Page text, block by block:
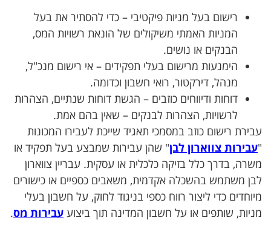
רישום בעל מניות פיקטיבי – כדי להסתיר את בעל
המניות האמתי משיקולים של הונאת רשויות המס,
הבנקים או נושים.
הימנעות מרישום בעלי תפקידים – אי רישום מנכ"ל,
מנהל, דירקטור, רואי חשבון וכדומה.
דוחות ודיווחים כוזבים – הגשת דוחות שנתיים, הצהרות
לרשויות, הצהרות לבנקים – שאין בהם אמת.
עבירת רישום כוזב במסמכי תאגיד שייכת לעבירו המכונות
עבירות צווארון לבן" שהן עבירות שמבצע בעל תפקיד או
משרה, בדרך כלל בזיקה כלכלית או עסקית. עבריין צווארון
לבן משתמש בהשכלה אקדמית, משאבים כספיים או כישורים
מיוחדים כדי ליצור רווח כספי בניגוד לחוק, על חשבון בעלי
מניות, שותפים או על חשבון המדינה תוך ביצועעבירות מס.